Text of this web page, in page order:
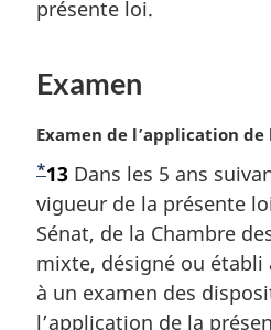
m
g
n
l
e
:
présente loi.
Examen
N
o
t
e
m
a
g
Examen de l’application de
N
o
t
e
d
e
*13 Dans les 5 ans
vigueur de la présente
Sénat, de la Chambre
mixte, désigné ou établi
à un examen des
l’application de la